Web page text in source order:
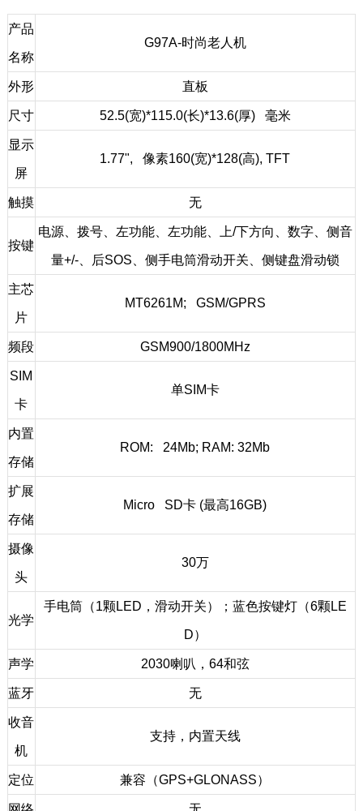
产品
名称
G97A-时尚老人机
外形 直板
尺寸 52.5(宽)*115.0(长)*13.6(厚) 毫米
显示
屏
1.77", 像素160(宽)*128(高), TFT
触摸 无
按键
电源、拨号、左功能、左功能、上/下方向、数字、侧音
量+/-、后SOS、侧手电筒滑动开关、侧键盘滑动锁
主芯
片
MT6261M; GSM/GPRS
频段 GSM900/1800MHz
SIM
卡
单SIM卡
内置
存储
ROM: 24Mb; RAM: 32Mb
扩展
存储
Micro SD卡 (最高16GB)
摄像
头
30万
光学
手电筒（1颗LED，滑动开关）；蓝色按键灯（6颗LE
D）
声学 2030喇叭，64和弦
蓝牙 无
收音
机
支持，内置天线
定位 兼容（GPS+GLONASS）